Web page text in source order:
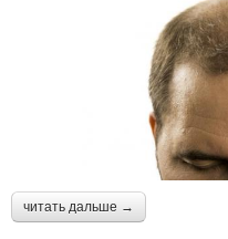
читать дальше →